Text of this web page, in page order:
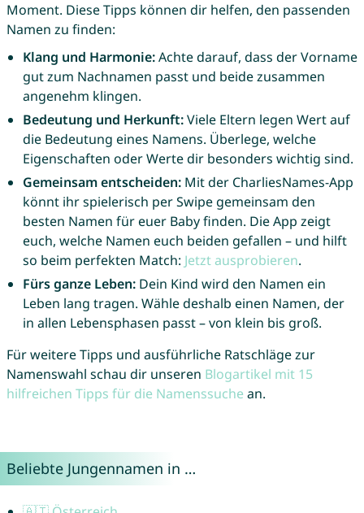
Moment. Diese Tipps können dir helfen, den passenden
Namen zu finden:
Klang und Harmonie:Achte darauf, dass der Vorname
gut zum Nachnamen passt und beide zusammen
angenehm klingen.
Bedeutung und Herkunft:Viele Eltern legen Wert auf
die Bedeutung eines Namens. Überlege, welche
Eigenschaften oder Werte dir besonders wichtig sind.
Gemeinsam entscheiden:Mit der CharliesNames-App
könnt ihr spielerisch per Swipe gemeinsam den
besten Namen für euer Baby finden. Die App zeigt
euch, welche Namen euch beiden gefallen – und hilft
so beim perfekten Match: Jetzt ausprobieren.
Fürs ganze Leben:Dein Kind wird den Namen ein
Leben lang tragen. Wähle deshalb einen Namen, der
in allen Lebensphasen passt – von klein bis groß.
Für weitere Tipps und ausführliche Ratschläge zur
Namenswahl schau dir unseren Blogartikel mit 15
hilfreichen Tipps für die Namenssuche an.
Beliebte Jungennamen in …